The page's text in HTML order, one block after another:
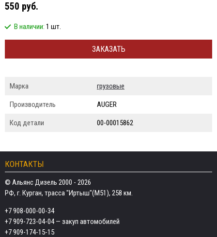
550 руб.
В наличии: 1 шт.
ЗАКАЗАТЬ
Марка грузовые
Производитель AUGER
Код детали 00-00015862
КОНТАКТЫ
© Альянс Дизель 2000 - 2026
РФ, г. Курган, трасса "Иртыш"(М51), 258 км.
+7 908-000-00-34
+7 909-723-04-04— закуп автомобилей
+7 909-174-15-15